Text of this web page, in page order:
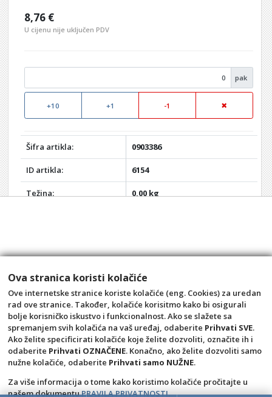
8,76 €
U cijenu nije uključen PDV
pak
+10 +1 -1
Šifra artikla: 0903386
ID artikla: 6154
Težina: 0,00 kg
širina: 1,6 mm;
vrećica: 1 kg;
Promjer: 70 mm
Ova stranica koristi kolačiće
Ove internetske stranice koriste kolačiće (eng. Cookies) za uredan
rad ove stranice. Također, kolačiće korisitmo kako bi osigurali
bolje korisničko iskustvo i funkcionalnost. Ako se slažete sa
spremanjem svih kolačića na vaš uređaj, odaberite Prihvati SVE.
Ako želite specificirati kolačiće koje želite dozvoliti, označite ih i
odaberite Prihvati OZNAČENE. Konačno, ako želite dozvoliti samo
nužne kolačiće, odaberite Prihvati samo NUŽNE.
Za više informacija o tome kako koristimo kolačiće pročitajte u
našem dokumentuPRAVILA PRIVATNOSTI.